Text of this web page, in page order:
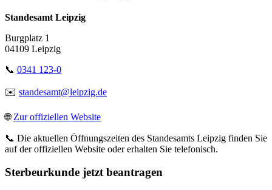
Standesamt Leipzig
Burgplatz 1
04109 Leipzig
📞 0341 123-0
✉️ standesamt@leipzig.de
🌐Zur offiziellen Website
📞 Die aktuellen Öffnungszeiten des Standesamts Leipzig finden Sie
auf der offiziellen Website oder erhalten Sie telefonisch.
Sterbeurkunde jetzt beantragen